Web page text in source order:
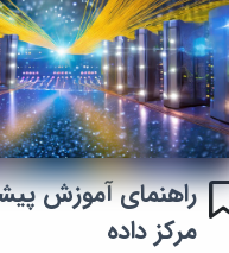
راهنمای آموزش
مرکز داده